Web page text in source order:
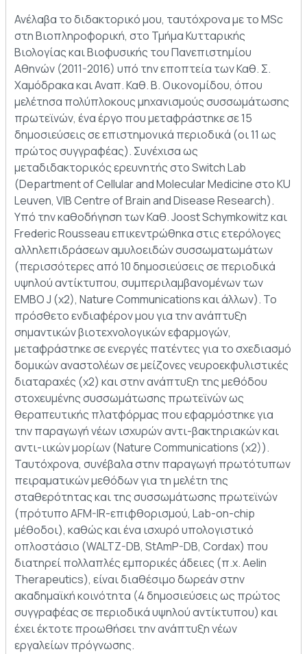
Ανέλαβα το διδακτορικό μου, ταυτόχρονα με το MSc
στη Βιοπληροφορική, στο Τμήμα Κυτταρικής
Βιολογίας και Βιοφυσικής του Πανεπιστημίου
Αθηνών (2011-2016) υπό την εποπτεία των Καθ. Σ.
Χαμόδρακα και Αναπ. Καθ. Β. Οικονομίδου, όπου
μελέτησα πολύπλοκους μηχανισμούς συσσωμάτωσης
πρωτεϊνών, ένα έργο που μεταφράστηκε σε 15
δημοσιεύσεις σε επιστημονικά περιοδικά (οι 11 ως
πρώτος συγγραφέας). Συνέχισα ως
μεταδιδακτορικός ερευνητής στο Switch Lab
(Department of Cellular and Molecular Medicine στο KU
Leuven, VIB Centre of Brain and Disease Research).
Υπό την καθοδήγηση των Καθ. Joost Schymkowitz και
Frederic Rousseau επικεντρώθηκα στις ετερόλογες
αλληλεπιδράσεων αμυλοειδών συσσωματωμάτων
(περισσότερες από 10 δημοσιεύσεις σε περιοδικά
υψηλού αντίκτυπου, συμπεριλαμβανομένων των
EMBO J (x2), Nature Communications και άλλων). Το
πρόσθετο ενδιαφέρον μου για την ανάπτυξη
σημαντικών βιοτεχνολογικών εφαρμογών,
μεταφράστηκε σε ενεργές πατέντες για το σχεδιασμό
δομικών αναστολέων σε μείζονες νευροεκφυλιστικές
διαταραχές (x2) και στην ανάπτυξη της μεθόδου
στοχευμένης συσσωμάτωσης πρωτεϊνών ως
θεραπευτικής πλατφόρμας που εφαρμόστηκε για
την παραγωγή νέων ισχυρών αντι-βακτηριακών και
αντι-ιικών μορίων (Nature Communications (x2)).
Ταυτόχρονα, συνέβαλα στην παραγωγή πρωτότυπων
πειραματικών μεθόδων για τη μελέτη της
σταθερότητας και της συσσωμάτωσης πρωτεϊνών
(πρότυπο AFM-IR-επιφθορισμού, Lab-on-chip
μέθοδοι), καθώς και ένα ισχυρό υπολογιστικό
οπλοστάσιο (WALTZ-DB, StAmP-DB, Cordax) που
διατηρεί πολλαπλές εμπορικές άδειες (π.χ. Aelin
Therapeutics), είναι διαθέσιμο δωρεάν στην
ακαδημαϊκή κοινότητα (4 δημοσιεύσεις ως πρώτος
συγγραφέας σε περιοδικά υψηλού αντίκτυπου) και
έχει έκτοτε προωθήσει την ανάπτυξη νέων
εργαλείων πρόγνωσης.